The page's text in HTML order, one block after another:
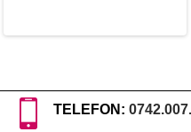
TELEFON: